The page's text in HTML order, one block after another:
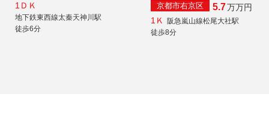
1ＤＫ
地下鉄東西線太秦天神川駅
徒歩6分
京都市右京区 5.7万万円
1Ｋ
阪急嵐山線松尾大社駅
徒歩8分